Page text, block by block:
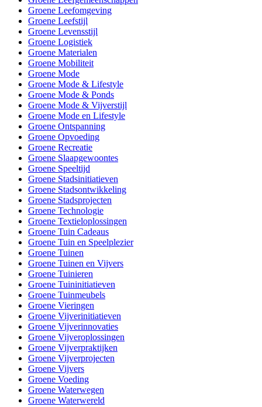
Groene Leefomgeving
Groene Leefstijl
Groene Levensstijl
Groene Logistiek
Groene Materialen
Groene Mobiliteit
Groene Mode
Groene Mode & Lifestyle
Groene Mode & Ponds
Groene Mode & Vijverstijl
Groene Mode en Lifestyle
Groene Ontspanning
Groene Opvoeding
Groene Recreatie
Groene Slaapgewoontes
Groene Speeltijd
Groene Stadsinitiatieven
Groene Stadsontwikkeling
Groene Stadsprojecten
Groene Technologie
Groene Textieloplossingen
Groene Tuin Cadeaus
Groene Tuin en Speelplezier
Groene Tuinen
Groene Tuinen en Vijvers
Groene Tuinieren
Groene Tuininitiatieven
Groene Tuinmeubels
Groene Vieringen
Groene Vijverinitiatieven
Groene Vijverinnovaties
Groene Vijveroplossingen
Groene Vijverpraktijken
Groene Vijverprojecten
Groene Vijvers
Groene Voeding
Groene Waterwegen
Groene Waterwereld